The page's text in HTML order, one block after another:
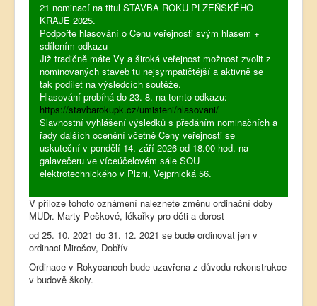
21 nominací na titul STAVBA ROKU PLZEŇSKÉHO
KRAJE 2025.
Podpořte hlasování o Cenu veřejnosti svým hlasem +
sdílením odkazu
Již tradičně máte Vy a široká veřejnost možnost zvolit z
nominovaných staveb tu nejsympatičtější a aktivně se
tak podílet na výsledcích soutěže.
Hlasování probíhá do 23. 8. na tomto odkazu:
https://stavbarokupk.cz/umisteni/hlasovani/
Slavnostní vyhlášení výsledků s předáním nominačních a
řady dalších ocenění včetně Ceny veřejnosti se
uskuteční v pondělí 14. září 2026 od 18.00 hod. na
galavečeru ve víceúčelovém sále SOU
elektrotechnického v Plzni, Vejprnická 56.
V příloze tohoto oznámení naleznete změnu ordinační doby
MUDr. Marty Peškové, lékařky pro děti a dorost
od 25. 10. 2021 do 31. 12. 2021 se bude ordinovat jen v
ordinaci Mirošov, Dobřív
Ordinace v Rokycanech bude uzavřena z důvodu rekonstrukce
v budově školy.